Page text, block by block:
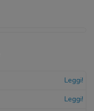
Leggi!
Leggi!